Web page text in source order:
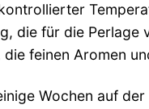
die für die
feinen Aromen
Wochen auf der